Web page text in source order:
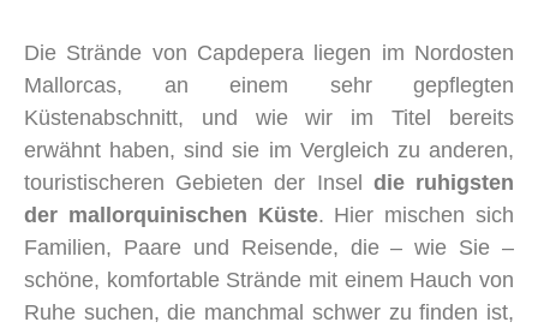
Die Strände von Capdepera liegen im Nordosten
Mallorcas, an einem sehr gepflegten
Küstenabschnitt, und wie wir im Titel bereits
erwähnt haben, sind sie im Vergleich zu anderen,
touristischeren Gebieten der Insel die ruhigsten
der mallorquinischen Küste. Hier mischen sich
Familien, Paare und Reisende, die – wie Sie –
schöne, komfortable Strände mit einem Hauch von
Ruhe suchen, die manchmal schwer zu finden ist,